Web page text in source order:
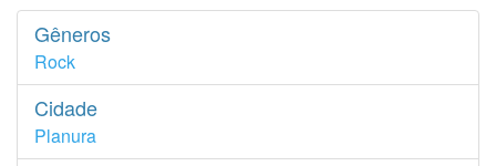
Gêneros
Rock
Cidade
Planura